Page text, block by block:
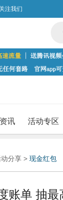
关注我们
讯 活动专区
分享 > 现金红包
账单 抽